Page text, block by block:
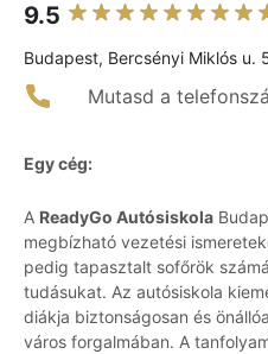
9.5
Budapest, Bercsényi Miklós u.
Mutasd a
Egy cég:
A ReadyGo Autósiskola
megbízható vezetési
pedig tapasztalt sofőrök
tudásukat. Az autósiskola
diákja biztonságosan és
város forgalmában. A